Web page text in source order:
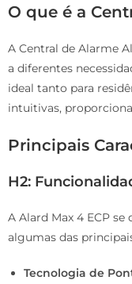
O que é a
A Central de Alarme
a diferentes
ideal tanto para
intuitivas,
Principais
H2:
A Alard Max 4 ECP
algumas das
Tecnologia de